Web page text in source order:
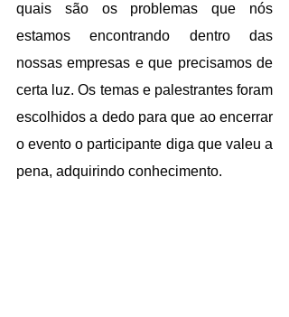
quais são os problemas que nós
estamos encontrando dentro das
nossas empresas e que precisamos de
certa luz. Os temas e palestrantes foram
escolhidos a dedo para que ao encerrar
o evento o participante diga que valeu a
pena, adquirindo conhecimento.